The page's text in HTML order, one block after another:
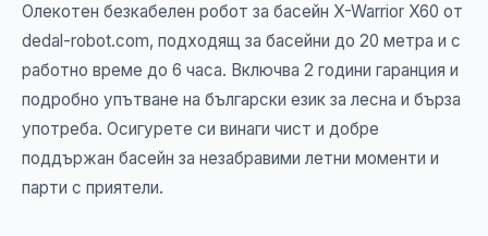
Олекотен безкабелен робот за басейн X-Warrior X60 от
dedal-robot.com, подходящ за басейни до 20 метра и с
работно време до 6 часа. Включва 2 години гаранция и
подробно упътване на български език за лесна и бърза
употреба. Осигурете си винаги чист и добре
поддържан басейн за незабравими летни моменти и
парти с приятели.